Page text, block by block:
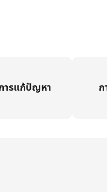
ารแก้ปัญหา